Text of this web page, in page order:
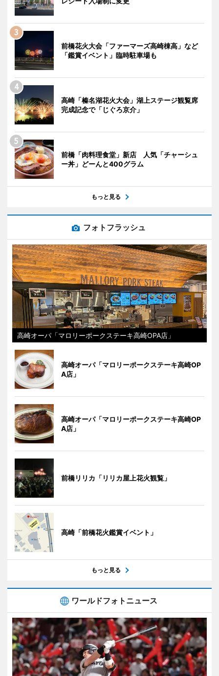
前橋花火大会「ファーマーズ高崎棟高」など
「鑑賞イベント」臨時駐車場も
高崎「榛名湖花火大会」湖上ステージ観覧席
完成記念で「じぐろ京介」
前橋「肉料理食堂」新店 人気「チャーシュ
ー丼」どーんと400グラム
もっと見る
フォトフラッシュ
高崎オーパ「マロリーポークステーキ高崎OPA店」
高崎オーパ「マロリーポークステーキ高崎OP
A店」
高崎オーパ「マロリーポークステーキ高崎OP
A店」
前橋リリカ「リリカ屋上花火観覧」
高崎「前橋花火鑑賞イベント」
もっと見る
ワールドフォトニュース